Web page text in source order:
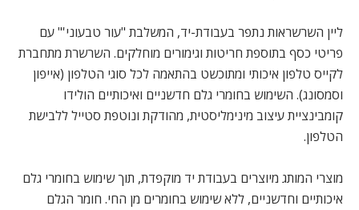
ליין השרשראות נתפר בעבודת-יד, המשלבת "עור טבעוני'" עם
פריטי כסף בתוספת חריטות וגימורים מוחלקים. השרשרת מתחברת
לקייס טלפון איכותי ומתוכשט בהתאמה לכל סוגי הטלפון (אייפון
וסמסונג). השימוש בחומרי גלם חדשניים ואיכותיים הולידו
קומבינציית עיצוב מינימליסטית, מהודקת ונוטפת סטייל ללבישת
הטלפון.
מוצרי המותג מיוצרים בעבודת יד מוקפדת, תוך שימוש בחומרי גלם
איכותיים וחדשניים, ללא שימוש בחומרים מן החי. חומר הגלם